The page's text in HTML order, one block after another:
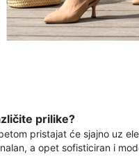
prilike?
pristajat će sjajno uz
a opet sofisticiran i